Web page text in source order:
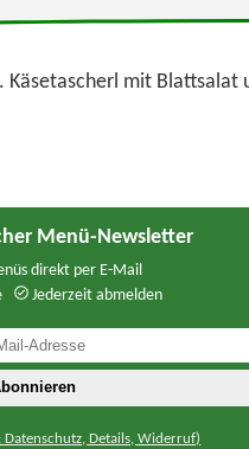
mit Blattsalat
Menü-Newsletter
direkt per E-Mail
Jederzeit abmelden
Datenschutz, Details, Widerruf)